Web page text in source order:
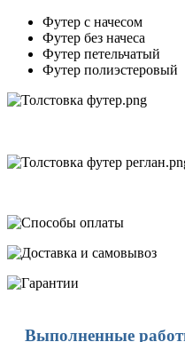
Футер с начесом
Футер без начеса
Футер петельчатый
Футер полиэстеровый
Выполненные